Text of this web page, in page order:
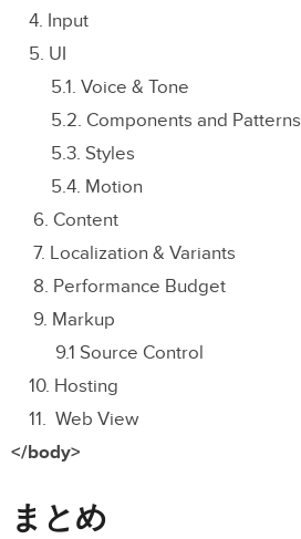
4. Input
5. UI
5.1. Voice & Tone
5.2. Components and Patterns
5.3. Styles
5.4. Motion
6. Content
7. Localization & Variants
8. Performance Budget
9. Markup
9.1 Source Control
10. Hosting
11. Web View
</body>
まとめ